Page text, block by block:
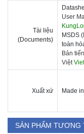
Tài liệu
(Documents)
User
MSDS
toàn
Bản
Việt
Xuất xứ Made
SẢN PHẨM TƯƠNG